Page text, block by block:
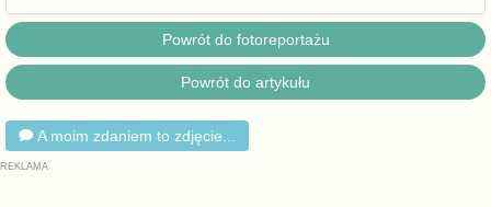
Powrót do fotoreportażu
Powrót do artykułu
A moim zdaniem to zdjęcie...